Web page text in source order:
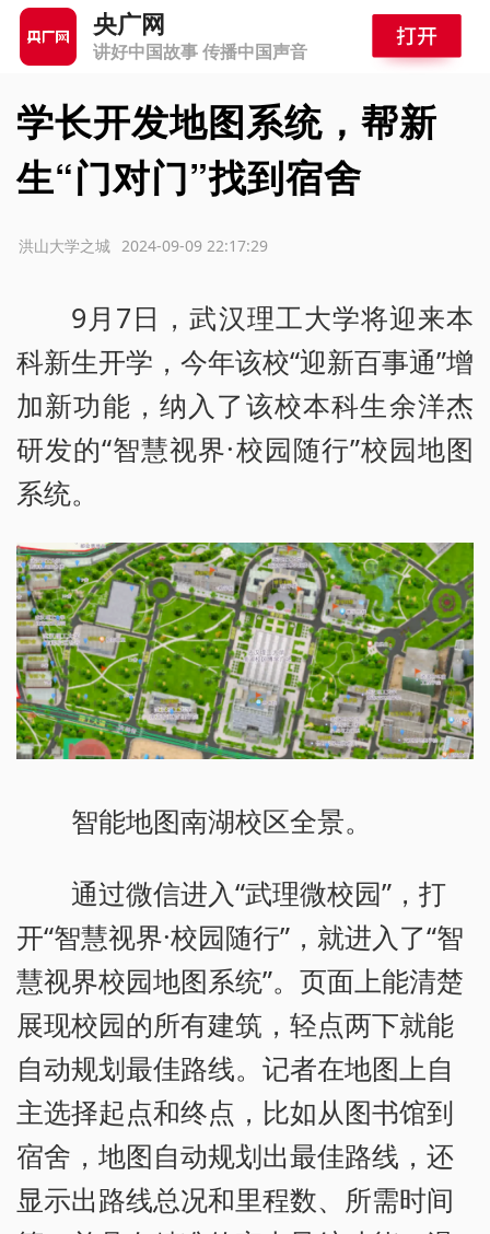
央广网
讲好中国故事 传播中国声音
学长开发地图系统，帮新
生“门对门”找到宿舍
2024-09-09 22:17:29
洪山大学之城
9月7日，武汉理工大学将迎来本
科新生开学，今年该校“迎新百事通”增
加新功能，纳入了该校本科生余洋杰
研发的“智慧视界·校园随行”校园地图
系统。
智能地图南湖校区全景。
通过微信进入“武理微校园”，打
开“智慧视界·校园随行”，就进入了“智
慧视界校园地图系统”。页面上能清楚
展现校园的所有建筑，轻点两下就能
自动规划最佳路线。记者在地图上自
主选择起点和终点，比如从图书馆到
宿舍，地图自动规划出最佳路线，还
显示出路线总况和里程数、所需时间